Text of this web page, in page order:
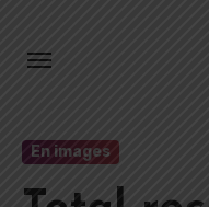
contenu
En images